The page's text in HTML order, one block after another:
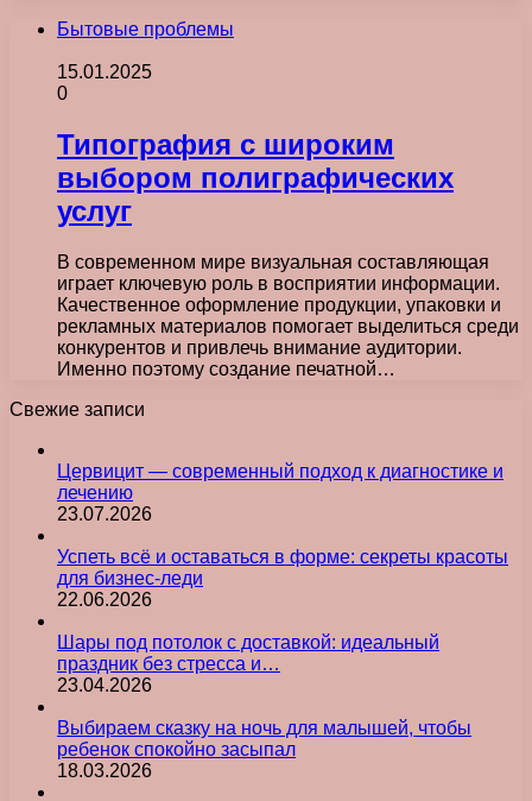
Бытовые проблемы
15.01.2025
0
Типография с широким
выбором полиграфических
услуг
В современном мире визуальная составляющая
играет ключевую роль в восприятии информации.
Качественное оформление продукции, упаковки и
рекламных материалов помогает выделиться среди
конкурентов и привлечь внимание аудитории.
Именно поэтому создание печатной…
Свежие записи
Цервицит — современный подход к диагностике и
лечению
23.07.2026
Успеть всё и оставаться в форме: секреты красоты
для бизнес-леди
22.06.2026
Шары под потолок с доставкой: идеальный
праздник без стресса и…
23.04.2026
Выбираем сказку на ночь для малышей, чтобы
ребенок спокойно засыпал
18.03.2026